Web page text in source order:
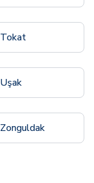
Tokat
Uşak
Zonguldak